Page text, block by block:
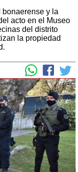
y la
acto en el Museo
del distrito
la propiedad